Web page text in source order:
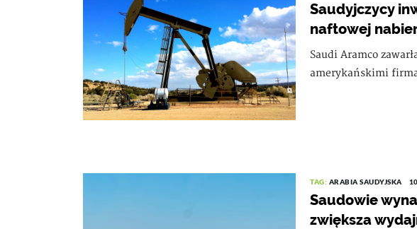
Saudyjczycy
naftowej
Saudi Aramco
amerykańskimi
TAG: ARABIA SAUDYJSKA
Saudowie
zwiększa